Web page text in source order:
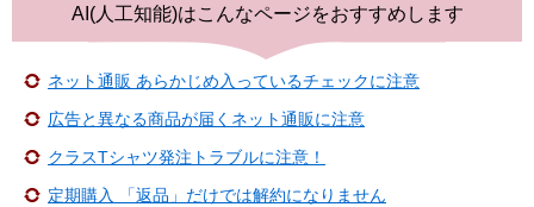
AI(人工知能)はこんなページをおすすめします
ネット通販 あらかじめ入っているチェックに注意
広告と異なる商品が届くネット通販に注意
クラスTシャツ発注トラブルに注意！
定期購入 「返品」だけでは解約になりません